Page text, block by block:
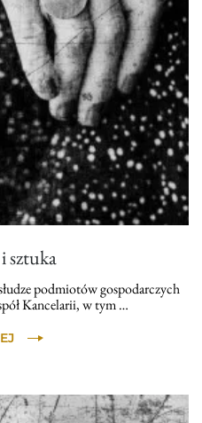
sztuka
podmiotów gospodarczych
Kancelarii, w tym …